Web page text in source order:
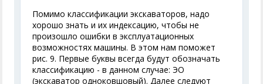
Помимо классификации экскаваторов, надо
хорошо знать и их индексацию, чтобы не
произошло ошибки в эксплуатационных
возможностях машины. В этом нам поможет
рис. 9. Первые буквы всегда будут обозначать
классификацию - в данном случае: ЭО
(экскаватор одноковшовый). Далее следуют